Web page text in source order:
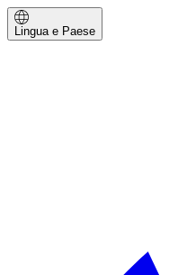
Lingua e Paese